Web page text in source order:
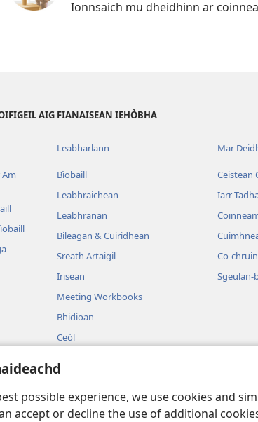
possible experience, we use cookies and
accept or decline the use of additional
Ionnsaich mu dheidhinn ar
AIG FIANAISEAN IEHÒBHA
Am
Leabharlann
Bìobaill
Leabhraichean
Leabhranan
Bileagan & Cuiridhean
Sreath Artaigil
Irisean
Meeting Workbooks
Bhidioan
Ceòl
Leughaidhean Dràmatach Bhon
a’ Bhìoball
Mar
Ceistean
Iarr
Co-
Sgeulan-